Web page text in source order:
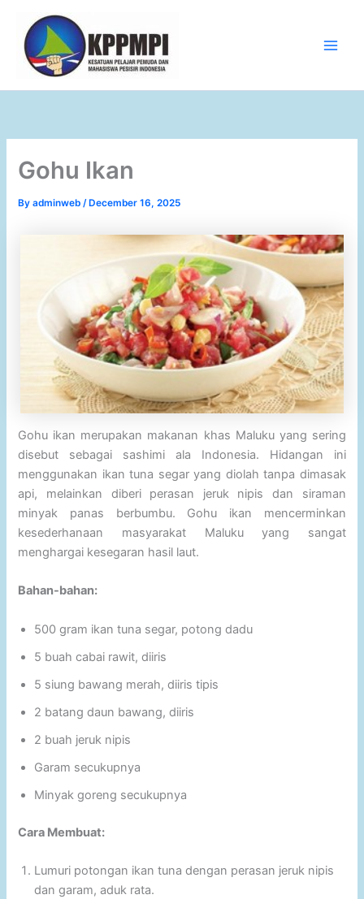
content
Gohu Ikan
Byadminweb/ December 16, 2025
Gohu ikan merupakan makanan khas Maluku yang sering
disebut sebagai sashimi ala Indonesia. Hidangan ini
menggunakan ikan tuna segar yang diolah tanpa dimasak
api, melainkan diberi perasan jeruk nipis dan siraman
minyak panas berbumbu. Gohu ikan mencerminkan
kesederhanaan masyarakat Maluku yang sangat
menghargai kesegaran hasil laut.
Bahan-bahan:
500 gram ikan tuna segar, potong dadu
5 buah cabai rawit, diiris
5 siung bawang merah, diiris tipis
2 batang daun bawang, diiris
2 buah jeruk nipis
Garam secukupnya
Minyak goreng secukupnya
Cara Membuat:
Lumuri potongan ikan tuna dengan perasan jeruk nipis
dan garam, aduk rata.